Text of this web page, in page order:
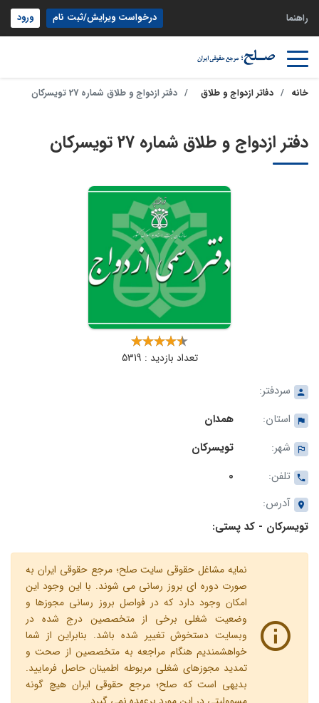
راهنما درخواست ویرایش/ثبت نام ورود
خانه دفاتر ازدواج و طلاق دفتر ازدواج و طلاق شماره 27 تویسرکان
دفتر ازدواج و طلاق شماره 27 تویسرکان
تعداد بازدید : 5319
سردفتر:
استان:
همدان
شهر:
تویسرکان
تلفن:
0
آدرس:
تویسرکان - کد پستی:
نمایه مشاغل حقوقی سایت صلح؛ مرجع حقوقی ایران به
صورت دوره ای بروز رسانی می شوند. با این وجود این
امکان وجود دارد که در فواصل بروز رسانی مجوزها و
وضعیت شغلی برخی از متخصصین درج شده در
وبسایت دستخوش تغییر شده باشد. بنابراین از شما
خواهشمندیم هنگام مراجعه به متخصصین از صحت و
تمدید مجوزهای شغلی مربوطه اطمینان حاصل فرمایید.
بدیهی است که صلح؛ مرجع حقوقی ایران هیچ گونه